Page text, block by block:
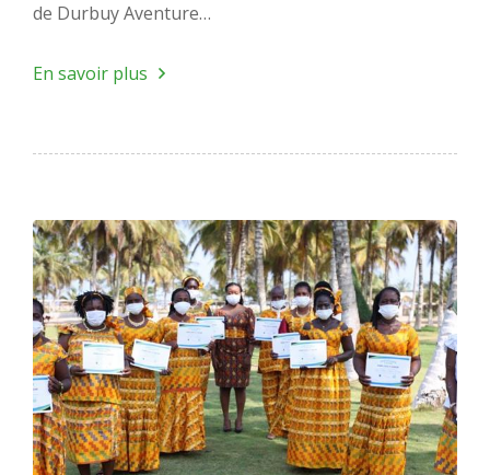
de Durbuy Aventure…
En savoir plus